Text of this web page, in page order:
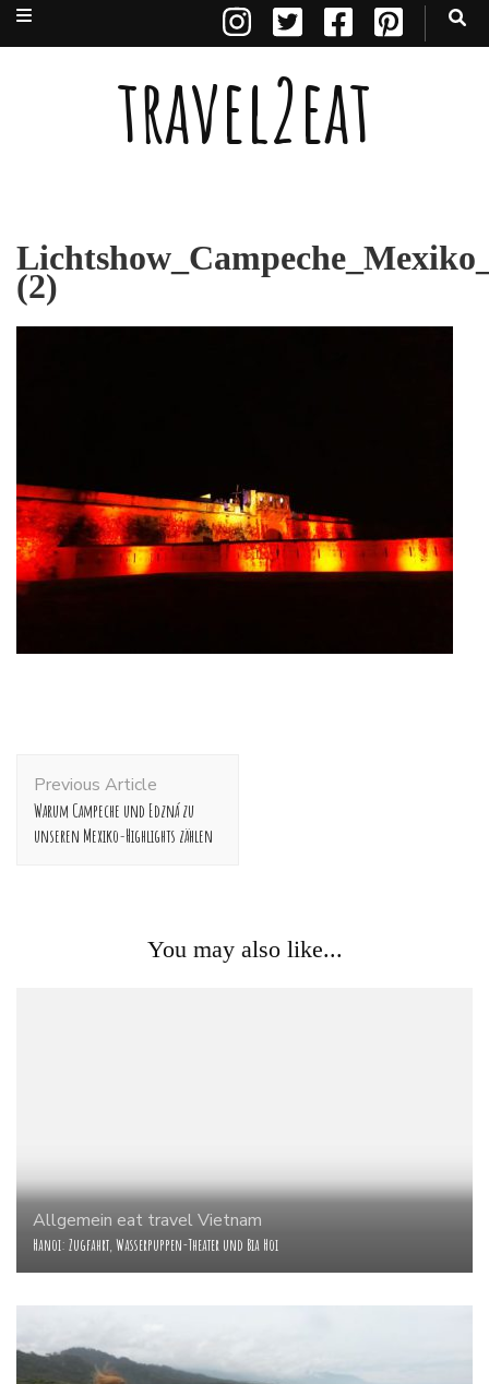
travel2eat
(2)
Navigation
Previous Article
Warum Campeche und Edzná zu
unseren Mexiko-Highlights zählen
You may also like...
Allgemein eat travelVietnam
Hanoi: Zugfahrt, Wasserpuppen-Theater und Bia Hoi